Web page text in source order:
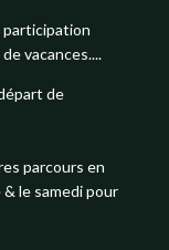
participation
vacances....
de
parcours en
le samedi pour